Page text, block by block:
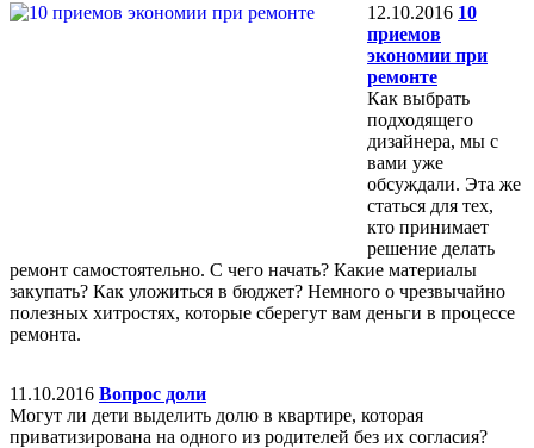
12.10.2016 10
приемов
экономии при
ремонте
Как выбрать
подходящего
дизайнера, мы с
вами уже
обсуждали. Эта же
статься для тех,
кто принимает
решение делать
ремонт самостоятельно. С чего начать? Какие материалы
закупать? Как уложиться в бюджет? Немного о чрезвычайно
полезных хитростях, которые сберегут вам деньги в процессе
ремонта.
11.10.2016 Вопрос доли
Могут ли дети выделить долю в квартире, которая
приватизирована на одного из родителей без их согласия?